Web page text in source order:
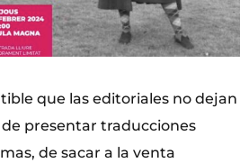
que las editoriales no dejan
presentar traducciones
de sacar a la venta